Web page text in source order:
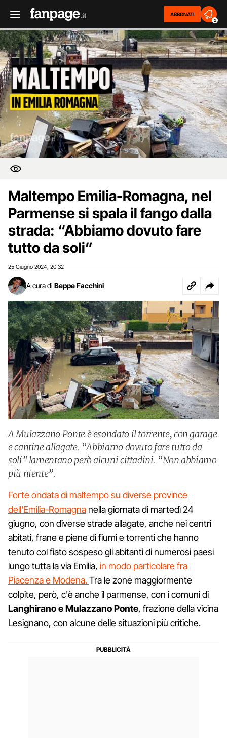
ABBONATI
2
Maltempo Emilia-Romagna, nel
Parmense si spala il fango dalla
strada: “Abbiamo dovuto fare
tutto da soli”
25 Giugno 2024 20:32
A cura di Beppe Facchini
A Mulazzano Ponte è esondato il torrente, con garage
e cantine allagate. “Abbiamo dovuto fare tutto da
soli” lamentano però alcuni cittadini. “Non abbiamo
più niente”.
Forte ondata di maltempo su diverse province
dell'Emilia-Romagna nella giornata di martedì 24
giugno, con diverse strade allagate, anche nei centri
abitati, frane e piene di fiumi e torrenti che hanno
tenuto col fiato sospeso gli abitanti di numerosi paesi
lungo tutta la via Emilia, in modo particolare fra
Piacenza e Modena.Tra le zone maggiormente
colpite, però, c'è anche il parmense, con i comuni di
Langhirano e Mulazzano Ponte, frazione della vicina
Lesignano, con alcune delle situazioni più critiche.